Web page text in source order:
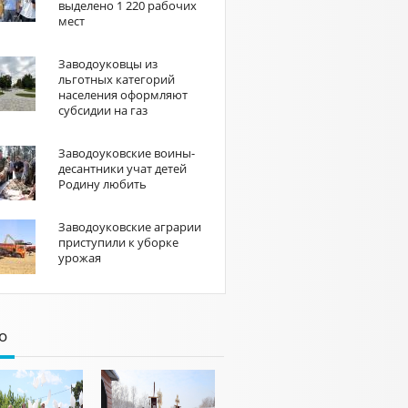
выделено 1 220 рабочих
мест
Заводоуковцы из
льготных категорий
населения оформляют
субсидии на газ
Заводоуковские воины-
десантники учат детей
Родину любить
Заводоуковские аграрии
приступили к уборке
урожая